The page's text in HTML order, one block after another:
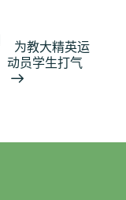
为教大精英运
动员学生打气